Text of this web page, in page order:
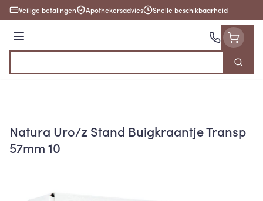
Ga naar de inhoud
Veilige betalingen Apothekersadvies Snelle beschikbaarheid
Menu
Product, merk, categorie...
Zoek
Natura Uro/z Stand Buigkraantje Transp
57mm 10